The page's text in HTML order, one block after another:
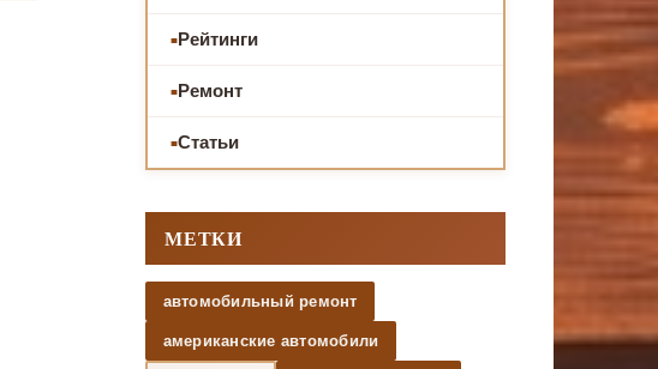
Рейтинги
Ремонт
Статьи
МЕТКИ
автомобильный ремонт
американские автомобили